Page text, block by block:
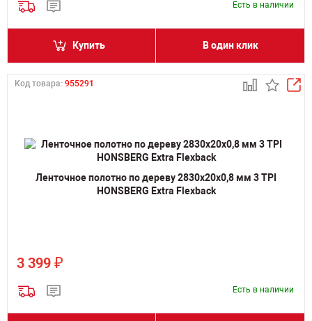
Есть в наличии
Купить В один клик
Код товара: 955291
Ленточное полотно по дереву 2830х20х0,8 мм 3 TPI
HONSBERG Extra Flexback
3 399 ₽
Есть в наличии